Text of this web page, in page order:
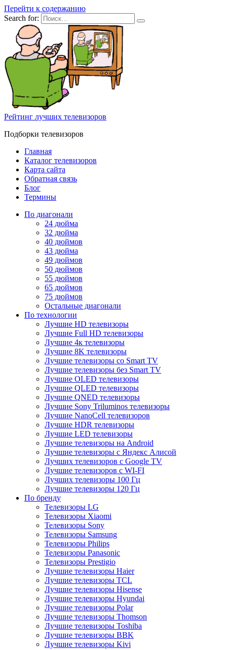
Перейти к содержанию
Search for:
Рейтинг лучших телевизоров
Подборки телевизоров
Главная
Каталог телевизоров
Карта сайта
Обратная связь
Блог
Термины
По диагонали
24 дюйма
32 дюйма
40 дюймов
43 дюйма
49 дюймов
50 дюймов
55 дюймов
65 дюймов
75 дюймов
Остальные диагонали
По технологии
Лучшие HD телевизоры
Лучшие Full HD телевизоры
Лучшие 4к телевизоры
Лучшие 8K телевизоры
Лучшие телевизоры со Smart TV
Лучшие телевизоры без Smart TV
Лучшие OLED телевизоры
Лучшие QLED телевизоры
Лучшие QNED телевизоры
Лучшие Sony Triluminos телевизоры
Лучшие NanoCell телевизоров
Лучшие HDR телевизоры
Лучшие LED телевизоры
Лучшие телевизоры на Android
Лучшие телевизоры с Яндекс Алисой
Лучших телевизоров с Google TV
Лучшие телевизоров с WI-FI
Лучших телевизоры 100 Гц
Лучшие телевизоры 120 Гц
По бренду
Телевизоры LG
Телевизоры Xiaomi
Телевизоры Sony
Телевизоры Samsung
Телевизоры Philips
Телевизоры Panasonic
Телевизоры Prestigio
Лучшие телевизоры Haier
Лучшие телевизоры TCL
Лучшие телевизоры Hisense
Лучшие телевизоры Hyundai
Лучшие телевизоры Polar
Лучшие телевизоры Thomson
Лучшие телевизоры Toshiba
Лучшие телевизоры BBK
Лучшие телевизоры Kivi